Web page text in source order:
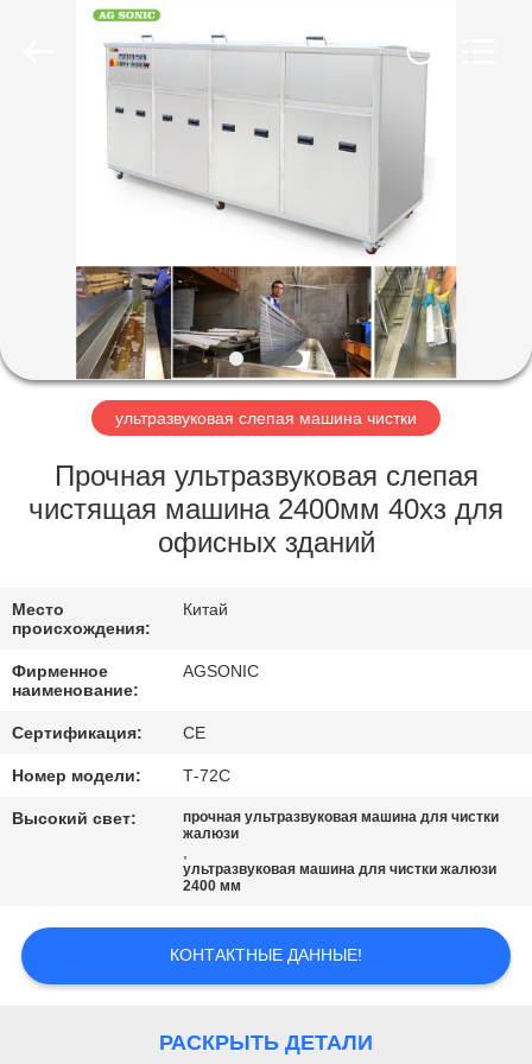
ПРОДУКТЫ
ШОУ
НАС
ПУТЕШЕСТВИЕ
ПРОВЕРКА
КАЧЕСТВА
СВЯЖИТЕСЬ
МЫ
СПРОСИТЕ
ЦИТАТУ
ультразвуковая слепая машина чистки
Прочная ультразвуковая слепая
чистящая машина 2400мм 40хз для
офисных зданий
Место
происхождения:
Китай
Фирменное
наименование:
AGSONIC
Сертификация: CE
Номер модели: Т-72С
Высокий свет:
прочная ультразвуковая машина для чистки
жалюзи
,
ультразвуковая машина для чистки жалюзи
2400 мм
КОНТАКТНЫЕ ДАННЫЕ!
РАСКРЫТЬ ДЕТАЛИ